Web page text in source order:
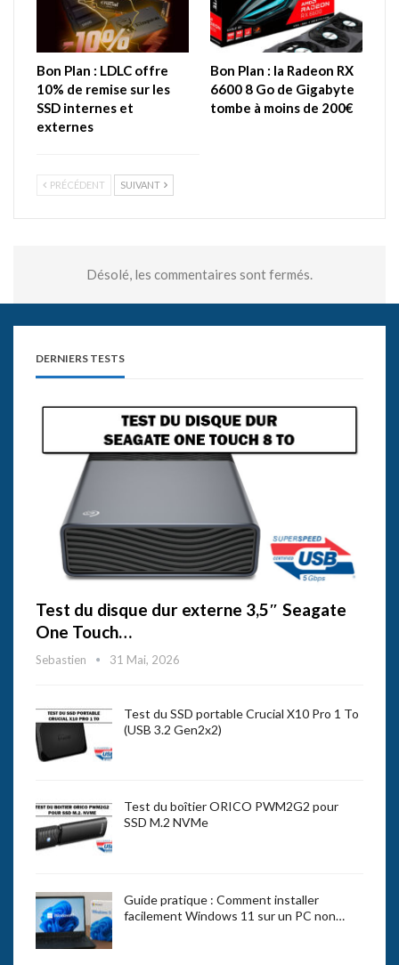
Bon Plan : LDLC offre
10% de remise sur les
SSD internes et
externes
Bon Plan : la Radeon RX
6600 8 Go de Gigabyte
tombe à moins de 200€
PRÉCÉDENT SUIVANT
Désolé, les commentaires sont fermés.
DERNIERS TESTS
Test du disque dur externe 3,5″ Seagate
One Touch…
Sebastien 31 Mai, 2026
Test du SSD portable Crucial X10 Pro 1 To
(USB 3.2 Gen2x2)
Test du boîtier ORICO PWM2G2 pour
SSD M.2 NVMe
Guide pratique : Comment installer
facilement Windows 11 sur un PC non…